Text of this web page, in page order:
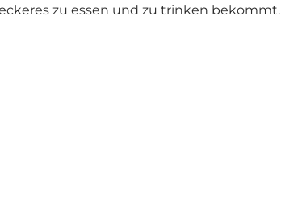
zu essen und zu trinken bekommt.